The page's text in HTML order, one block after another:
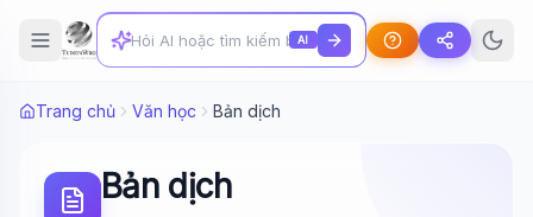
AI
Trang chủ Văn học Bản dịch
Bản dịch